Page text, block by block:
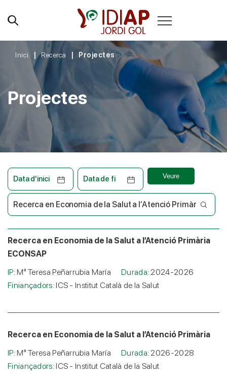
Inici Recerca Projectes
Projectes
Veure
Recerca en Economia de la Salut a l’Atenció Primària
ECONSAP
IP:Mª Teresa Peñarrubia María Durada: 2024-2026
Finiançadors:ICS - Institut Català de la Salut
Recerca en Economia de la Salut a l’Atenció Primària
IP:Mª Teresa Peñarrubia María Durada: 2026-2028
Finiançadors:ICS - Institut Català de la Salut